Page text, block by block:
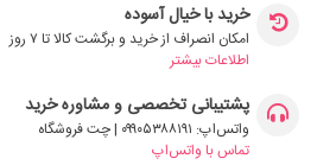
خرید با خیال آسوده
امکان انصراف از خرید و برگشت کالا تا ۷ روز
اطلاعات بیشتر
پشتیبانی تخصصی و مشاوره خرید
واتس‌اپ: ۰۹۹۰۵۳۸۸۱۹۱ | چت فروشگاه
تماس با واتس‌اپ